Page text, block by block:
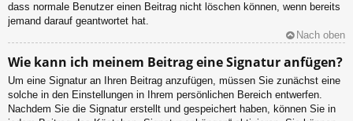
dass normale Benutzer einen Beitrag nicht löschen können, wenn bereits
jemand darauf geantwortet hat.
Nach oben
Wie kann ich meinem Beitrag eine Signatur anfügen?
Um eine Signatur an Ihren Beitrag anzufügen, müssen Sie zunächst eine
solche in den Einstellungen in Ihrem persönlichen Bereich entwerfen.
Nachdem Sie die Signatur erstellt und gespeichert haben, können Sie in